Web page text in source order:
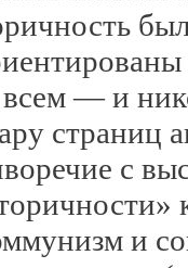
— и
страниц
с
и